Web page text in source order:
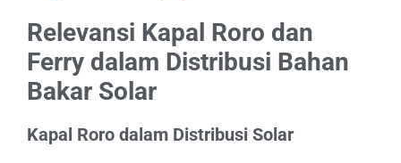
Relevansi Kapal Roro dan
Ferry dalam Distribusi Bahan
Bakar Solar
Kapal Roro dalam Distribusi Solar